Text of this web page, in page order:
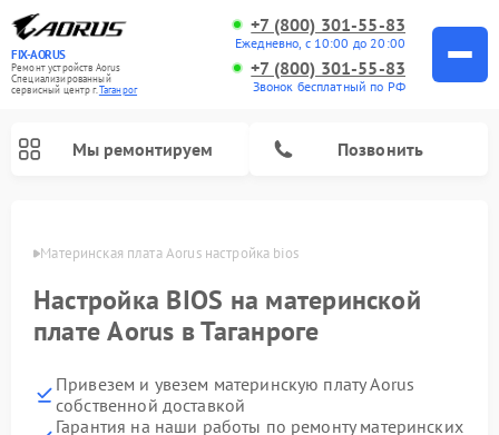
FIX-AORUS
Ремонт устройств Aorus
Специализированный
cервисный центр г.Таганрог
+7 (800) 301-55-83
Ежедневно, с 10:00 до 20:00
+7 (800) 301-55-83
Звонок бесплатный по РФ
Мы ремонтируем Позвонить
Материнская плата Aorus настройка bios
Настройка BIOS на материнской
плате Aorus в Таганроге
Привезем и увезем материнскую плату Aorus
собственной доставкой
Гарантия на наши работы по ремонту материнских